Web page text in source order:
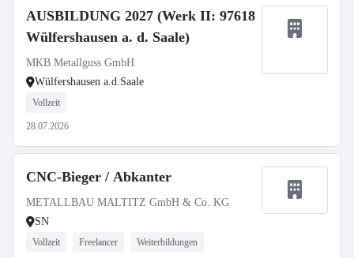
AUSBILDUNG 2027 (Werk II: 97618
Wülfershausen a. d. Saale)
MKB Metallguss GmbH
Wülfershausen a.d.Saale
Vollzeit
28.07.2026
CNC-Bieger / Abkanter
METALLBAU MALTITZ GmbH & Co. KG
SN
Vollzeit Freelancer Weiterbildungen